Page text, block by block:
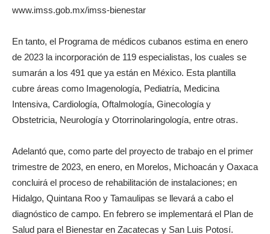
www.imss.gob.mx/imss-bienestar
En tanto, el Programa de médicos cubanos estima en enero
de 2023 la incorporación de 119 especialistas, los cuales se
sumarán a los 491 que ya están en México. Esta plantilla
cubre áreas como Imagenología, Pediatría, Medicina
Intensiva, Cardiología, Oftalmología, Ginecología y
Obstetricia, Neurología y Otorrinolaringología, entre otras.
Adelantó que, como parte del proyecto de trabajo en el primer
trimestre de 2023, en enero, en Morelos, Michoacán y Oaxaca
concluirá el proceso de rehabilitación de instalaciones; en
Hidalgo, Quintana Roo y Tamaulipas se llevará a cabo el
diagnóstico de campo. En febrero se implementará el Plan de
Salud para el Bienestar en Zacatecas y San Luis Potosí.